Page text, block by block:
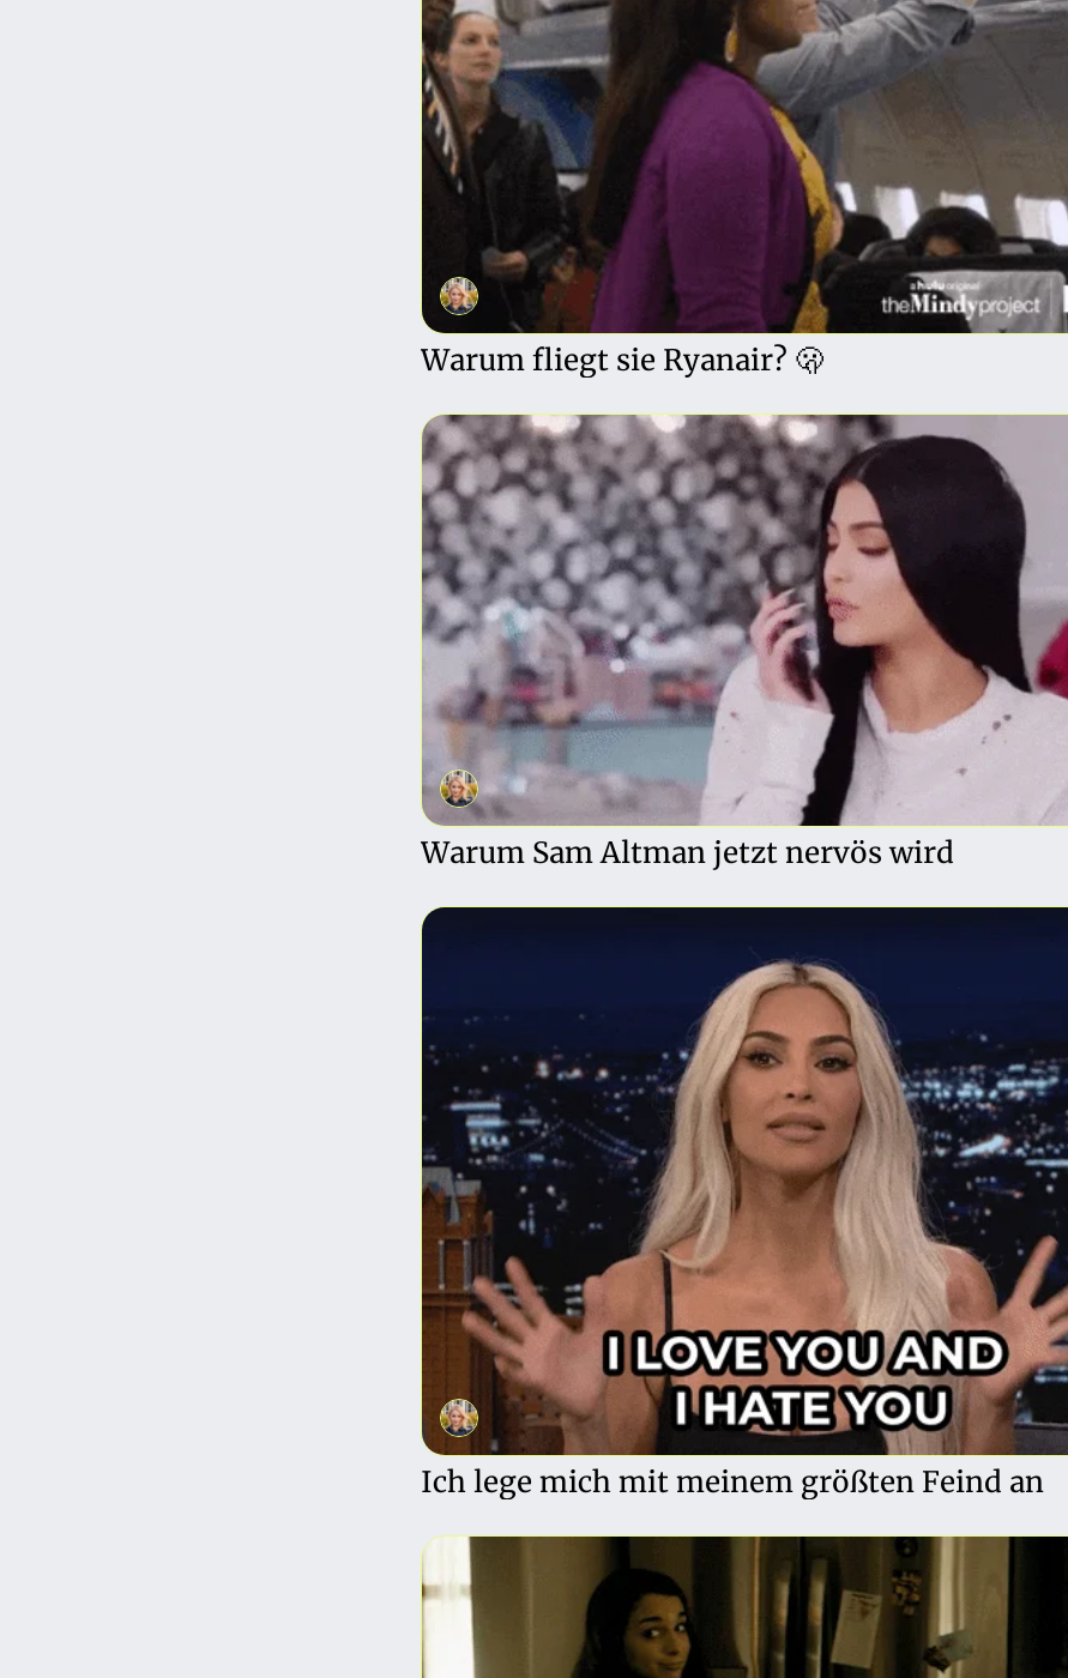
Warum fliegt sie Ryanair? 🫢
Warum Sam Altman jetzt nervös wird
Ich lege mich mit meinem größten Feind an